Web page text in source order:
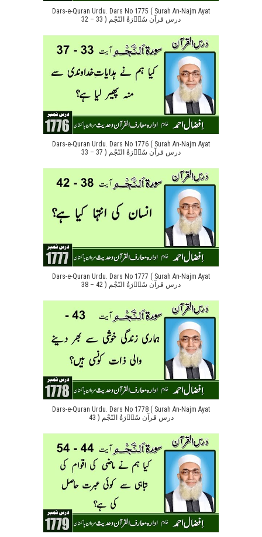
Dars-e-Quran Urdu. Dars No 1775 ( Surah An-Najm Ayat
32 – 33 ) درس قرآن سُوۡرَةُ النّجْم
Dars-e-Quran Urdu. Dars No 1776 ( Surah An-Najm Ayat
33 – 37 ) درس قرآن سُوۡرَةُ النّجْم
Dars-e-Quran Urdu. Dars No 1777 ( Surah An-Najm Ayat
38 – 42 ) درس قرآن سُوۡرَةُ النّجْم
Dars-e-Quran Urdu. Dars No 1778 ( Surah An-Najm Ayat
43 ) درس قرآن سُوۡرَةُ النّجْم